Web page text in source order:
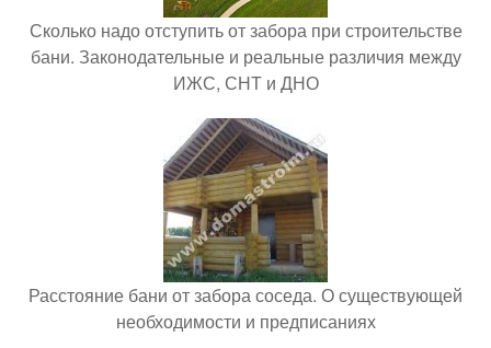
Сколько надо отступить от забора при строительстве
бани. Законодательные и реальные различия между
ИЖС, СНТ и ДНО
Расстояние бани от забора соседа. О существующей
необходимости и предписаниях